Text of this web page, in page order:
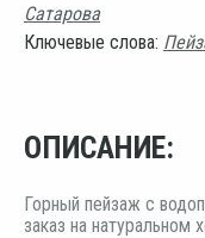
Сатарова
Ключевые слова:
ОПИСАНИЕ:
Горный пейзаж с
заказ на натуральном